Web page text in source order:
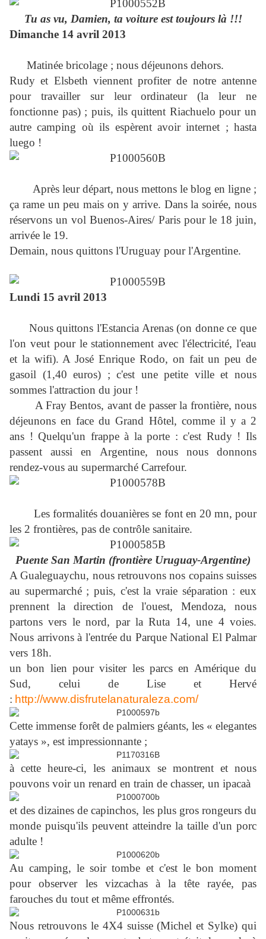
Tu as vu, Damien, ta voiture est toujours là !!!
Dimanche 14 avril 2013
Matinée bricolage ; nous déjeunons dehors.
Rudy et Elsbeth viennent profiter de notre antenne
pour travailler sur leur ordinateur (la leur ne
fonctionne pas) ; puis, ils quittent Riachuelo pour un
autre camping où ils espèrent avoir internet ; hasta
luego !
Après leur départ, nous mettons le blog en ligne ;
ça rame un peu mais on y arrive. Dans la soirée, nous
réservons un vol Buenos-Aires/ Paris pour le 18 juin,
arrivée le 19.
Demain, nous quittons l'Uruguay pour l'Argentine.
Lundi 15 avril 2013
Nous quittons l'Estancia Arenas (on donne ce que
l'on veut pour le stationnement avec l'électricité, l'eau
et la wifi). A José Enrique Rodo, on fait un peu de
gasoil (1,40 euros) ; c'est une petite ville et nous
sommes l'attraction du jour !
A Fray Bentos, avant de passer la frontière, nous
déjeunons en face du Grand Hôtel, comme il y a 2
ans ! Quelqu'un frappe à la porte : c'est Rudy ! Ils
passent aussi en Argentine, nous nous donnons
rendez-vous au supermarché Carrefour.
Les formalités douanières se font en 20 mn, pour
les 2 frontières, pas de contrôle sanitaire.
Puente San Martin (frontière Uruguay-Argentine)
A Gualeguaychu, nous retrouvons nos copains suisses
au supermarché ; puis, c'est la vraie séparation : eux
prennent la direction de l'ouest, Mendoza, nous
partons vers le nord, par la Ruta 14, une 4 voies.
Nous arrivons à l'entrée du Parque National El Palmar
vers 18h.
un bon lien pour visiter les parcs en Amérique du
Sud, celui de Lise et Hervé
: http://www.disfrutelanaturaleza.com/
Cette immense forêt de palmiers géants, les « elegantes
yatays », est impressionnante ;
à cette heure-ci, les animaux se montrent et nous
pouvons voir un renard en train de chasser, un ipacaà
et des dizaines de capinchos, les plus gros rongeurs du
monde puisqu'ils peuvent atteindre la taille d'un porc
adulte !
Au camping, le soir tombe et c'est le bon moment
pour observer les vizcachas à la tête rayée, pas
farouches du tout et même effrontés.
Nous retrouvons le 4X4 suisse (Michel et Sylke) qui